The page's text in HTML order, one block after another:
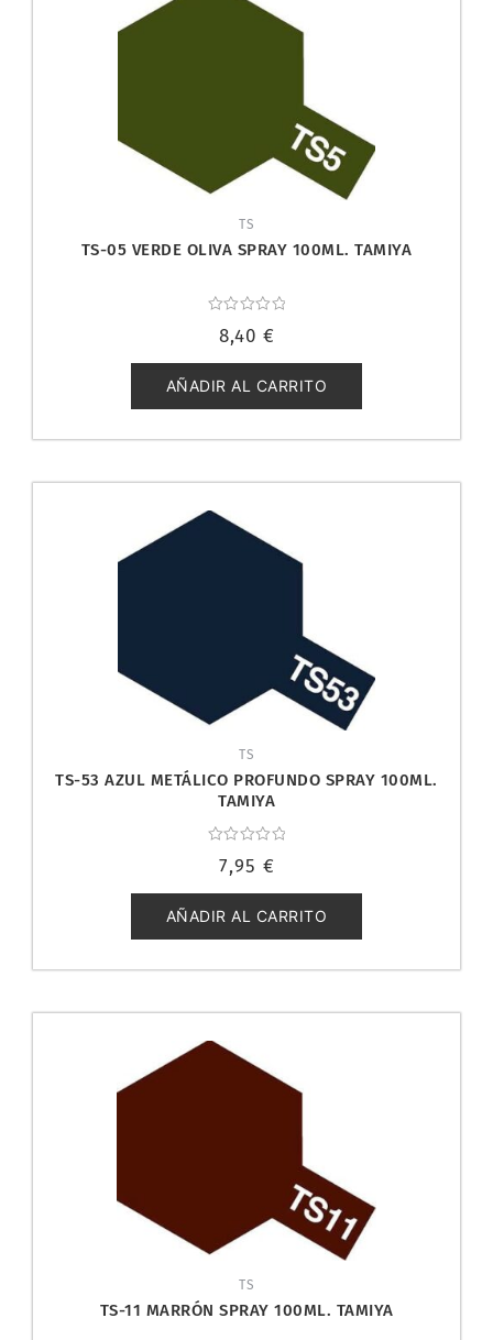
TS
TS-05 VERDE OLIVA SPRAY 100ML. TAMIYA
con
de
5
8,40 €
AÑADIR AL CARRITO
TS
TS-53 AZUL METÁLICO PROFUNDO SPRAY 100ML.
TAMIYA
con
de
5
7,95 €
AÑADIR AL CARRITO
TS
TS-11 MARRÓN SPRAY 100ML. TAMIYA